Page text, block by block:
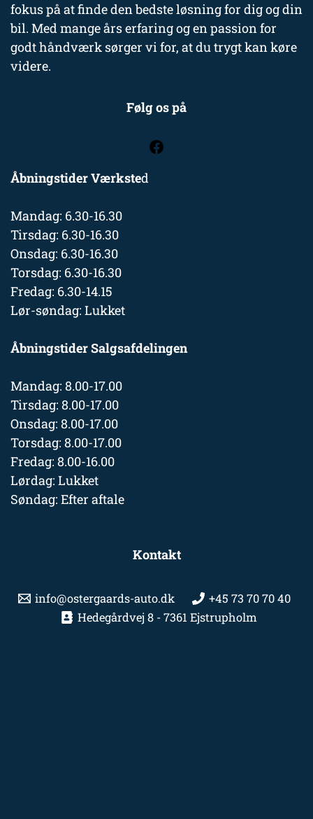
fokus på at finde den bedste løsning for dig og din
bil. Med mange års erfaring og en passion for
godt håndværk sørger vi for, at du trygt kan køre
videre.
Følg os på
Åbningstider Værksted
Mandag: 6.30-16.30
Tirsdag: 6.30-16.30
Onsdag: 6.30-16.30
Torsdag: 6.30-16.30
Fredag: 6.30-14.15
Lør-søndag: Lukket
Åbningstider Salgsafdelingen
Mandag: 8.00-17.00
Tirsdag: 8.00-17.00
Onsdag: 8.00-17.00
Torsdag: 8.00-17.00
Fredag: 8.00-16.00
Lørdag: Lukket
Søndag: Efter aftale
Kontakt
info@ostergaards-auto.dk
+45 73 70 70 40
Hedegårdvej 8 - 7361 Ejstrupholm